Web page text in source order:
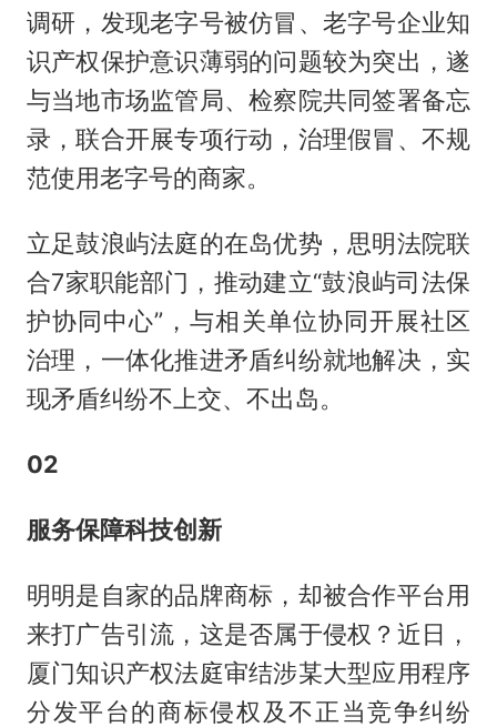
调研，发现老字号被仿冒、老字号企业知
识产权保护意识薄弱的问题较为突出，遂
与当地市场监管局、检察院共同签署备忘
录，联合开展专项行动，治理假冒、不规
范使用老字号的商家。
立足鼓浪屿法庭的在岛优势，思明法院联
合7家职能部门，推动建立“鼓浪屿司法保
护协同中心”，与相关单位协同开展社区
治理，一体化推进矛盾纠纷就地解决，实
现矛盾纠纷不上交、不出岛。
02
服务保障科技创新
明明是自家的品牌商标，却被合作平台用
来打广告引流，这是否属于侵权？近日，
厦门知识产权法庭审结涉某大型应用程序
分发平台的商标侵权及不正当竞争纠纷